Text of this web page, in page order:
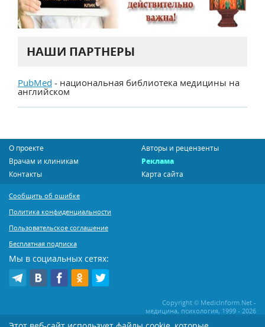
НАШИ ПАРТНЕРЫ
PubMed - национальная библиотека медицины на
английском
О проекте
Авторы и рецензенты
Врачам и клиникам
Реклама
Контакты
Карта сайта
Сообщить об ошибке
Политика конфиденциальности
Пользовательское соглашение
Бесплатная подписка
Мы в социальных сетях:
Copyright © MedicInform.Net -
медицина, психология, 1999 - 2026